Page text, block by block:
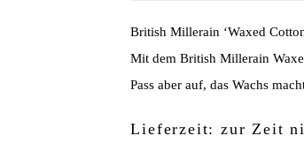
British Millerain ‘Waxed
Mit dem British Millerain
Pass aber auf, das Wachs
Lieferzeit: zur Zeit